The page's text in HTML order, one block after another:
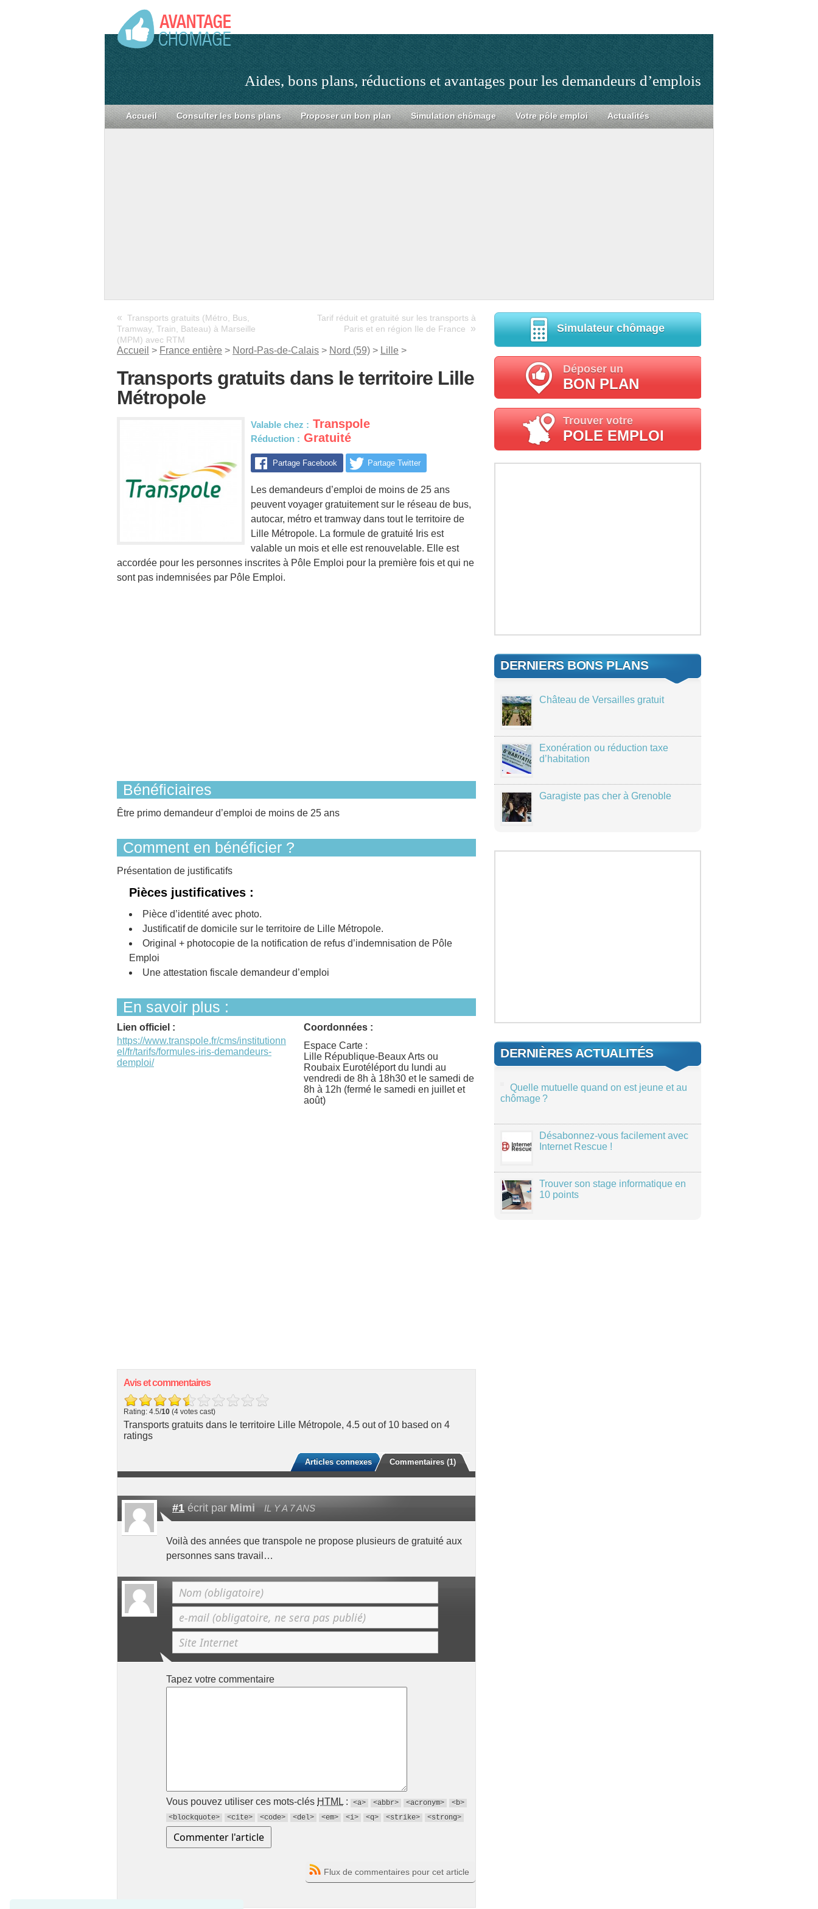
Aides, bons plans, réductions et avantages pour les demandeurs d’emplois
Accueil Consulter les bons plans Proposer un bon plan Simulation chômage Votre pôle emploi Actualités
« Transports gratuits (Métro, Bus,
Tramway, Train, Bateau) à Marseille
(MPM) avec RTM
Tarif réduit et gratuité sur les transports à
Paris et en région Ile de France
»
Accueil > France entière > Nord-Pas-de-Calais > Nord (59) > Lille >
Transports gratuits dans le territoire Lille
Métropole
Valable chez : Transpole
Réduction : Gratuité
Partage Facebook Partage Twitter
Les demandeurs d’emploi de moins de 25 ans
peuvent voyager gratuitement sur le réseau de bus,
autocar, métro et tramway dans tout le territoire de
Lille Métropole. La formule de gratuité Iris est
valable un mois et elle est renouvelable. Elle est
accordée pour les personnes inscrites à Pôle Emploi pour la première fois et qui ne
sont pas indemnisées par Pôle Emploi.
Bénéficiaires
Être primo demandeur d’emploi de moins de 25 ans
Comment en bénéficier ?
Présentation de justificatifs
Pièces justificatives :
Pièce d’identité avec photo.
Justificatif de domicile sur le territoire de Lille Métropole.
Original + photocopie de la notification de refus d’indemnisation de Pôle
Emploi
Une attestation fiscale demandeur d’emploi
En savoir plus :
Lien officiel :
https://www.transpole.fr/cms/institutionn
el/fr/tarifs/formules-iris-demandeurs-
demploi/
Coordonnées :
Espace Carte :
Lille République-Beaux Arts ou
Roubaix Eurotéléport du lundi au
vendredi de 8h à 18h30 et le samedi de
8h à 12h (fermé le samedi en juillet et
août)
Avis et commentaires
Rating: 4.5/10 (4 votes cast)
Transports gratuits dans le territoire Lille Métropole, 4.5 out of 10 based on 4
ratings
Commentaires (1)
Articles connexes
#1 écrit par Mimi IL Y A 7 ANS
Voilà des années que transpole ne propose plusieurs de gratuité aux
personnes sans travail…
Tapez votre commentaire
Vous pouvez utiliser ces mots-clés HTML : <a> <abbr> <acronym>
<b>
<blockquote>
<cite> <code> <del> <em> <i> <q> <strike> <strong>
Flux de commentaires pour cet article
Simulateur chômage
Déposer un
BON PLAN
Trouver votre
POLE EMPLOI
DERNIERS BONS PLANS
Château de Versailles gratuit
Exonération ou réduction taxe
d’habitation
Garagiste pas cher à Grenoble
DERNIÈRES ACTUALITÉS
Quelle mutuelle quand on est jeune et au
chômage ?
Désabonnez-vous facilement avec
Internet Rescue !
Trouver son stage informatique en
10 points